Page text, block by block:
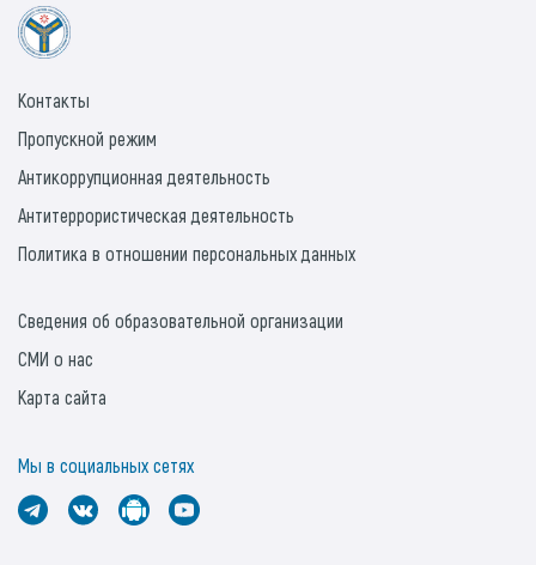
Контакты
Пропускной режим
Антикоррупционная деятельность
Антитеррористическая деятельность
Политика в отношении персональных данных
Сведения об образовательной организации
СМИ о нас
Карта сайта
Мы в социальных сетях